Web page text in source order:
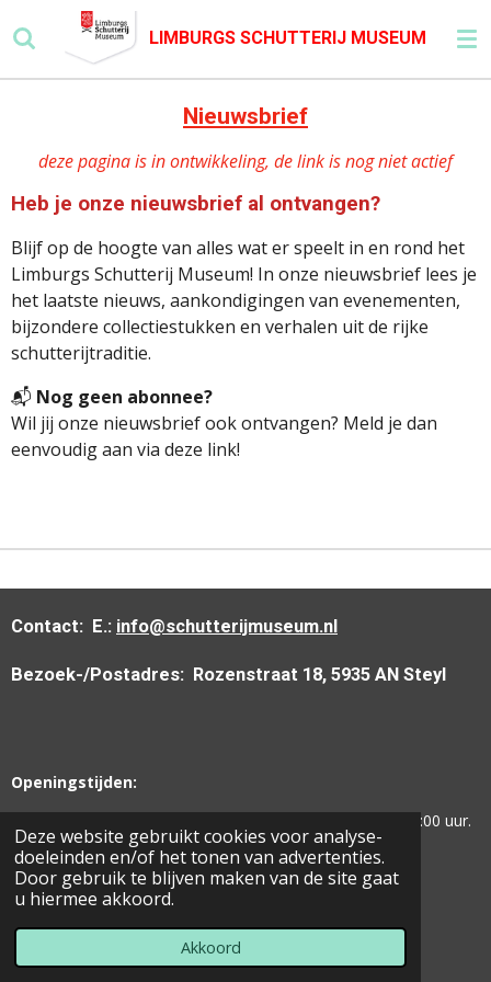
Deze website gebruikt cookies voor analyse-
doeleinden en/of het tonen van advertenties.
Door gebruik te blijven maken van de site gaat
u hiermee akkoord.
Akkoord
direct
naar
LIMBURGS SCHUTTERIJ MUSEUM
Nieuwsbrief
deze pagina is in ontwikkeling, de link is nog niet actief
Heb je onze nieuwsbrief al ontvangen?
Blijf op de hoogte van alles wat er speelt in en rond het
Limburgs Schutterij Museum! In onze nieuwsbrief lees je
het laatste nieuws, aankondigingen van evenementen,
bijzondere collectiestukken en verhalen uit de rijke
schutterijtraditie.
📬 Nog geen abonnee?
Wil jij onze nieuwsbrief ook ontvangen? Meld je dan
eenvoudig aan via deze link!
Contact: E.: info@schutterijmuseum.nl
Bezoek-/Postadres: Rozenstraat 18, 5935 AN Steyl
Openingstijden:
van 13:00 tot 17:00 uur.